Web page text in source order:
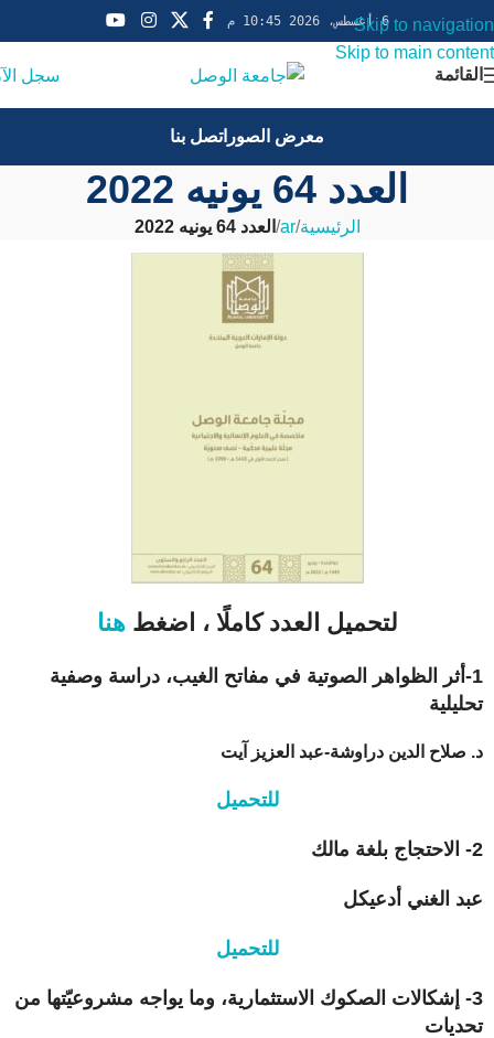
Skip to navigation
Skip to main content
6 أغسطس، 2026 10:45 م
القائمة سجل
معرض الصور اتصل بنا
العدد 64 يونيه 2022
الرئيسية/
ar
/ العدد 64 يونيه 2022
لتحميل العدد كاملًا ، اضغطهنا
1-أثر الظواهر الصوتية في مفاتح الغيب، دراسة وصفية
تحليلية
د. صلاح الدين دراوشة-عبد العزيز آيت
للتحميل
2- الاحتجاج بلغة مالك
عبد الغني أدعيكل
للتحميل
3- إشكالات
الصكوك الاستثمارية، وما يواجه مشروعيّتها من
تحديات